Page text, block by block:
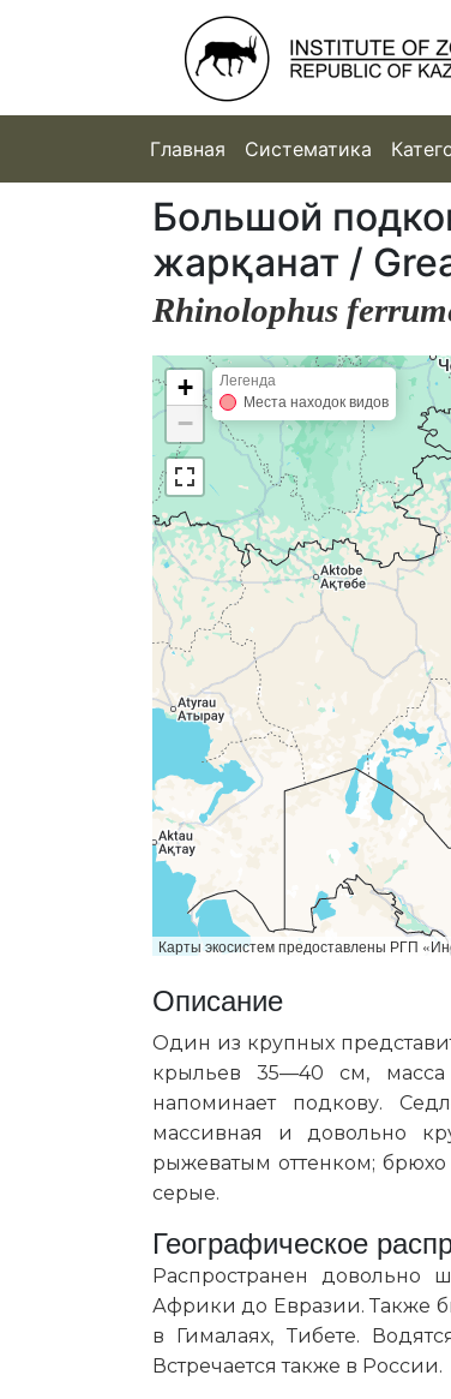
Главная Систематика
Большой
жарқанат /
Rhinolophus
+
−
Легенда
Места находок видов
Карты экосистем предоставлены РГП
Описание
Один из крупных
крыльев 35—40 см,
напоминает подкову.
массивная и довольно
рыжеватым оттенком;
серые.
Географическое
Распространен довольно
Африки до Евразии. Также
в Гималаях, Тибете.
Встречается также в России.